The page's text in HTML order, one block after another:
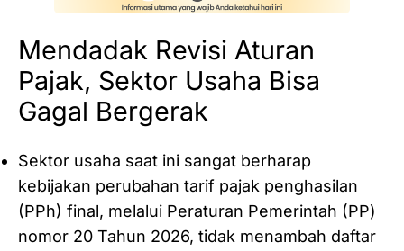
Mendadak Revisi Aturan
Pajak, Sektor Usaha Bisa
Gagal Bergerak
Sektor usaha saat ini sangat berharap
kebijakan perubahan tarif pajak penghasilan
(PPh) final, melalui Peraturan Pemerintah (PP)
nomor 20 Tahun 2026, tidak menambah daftar